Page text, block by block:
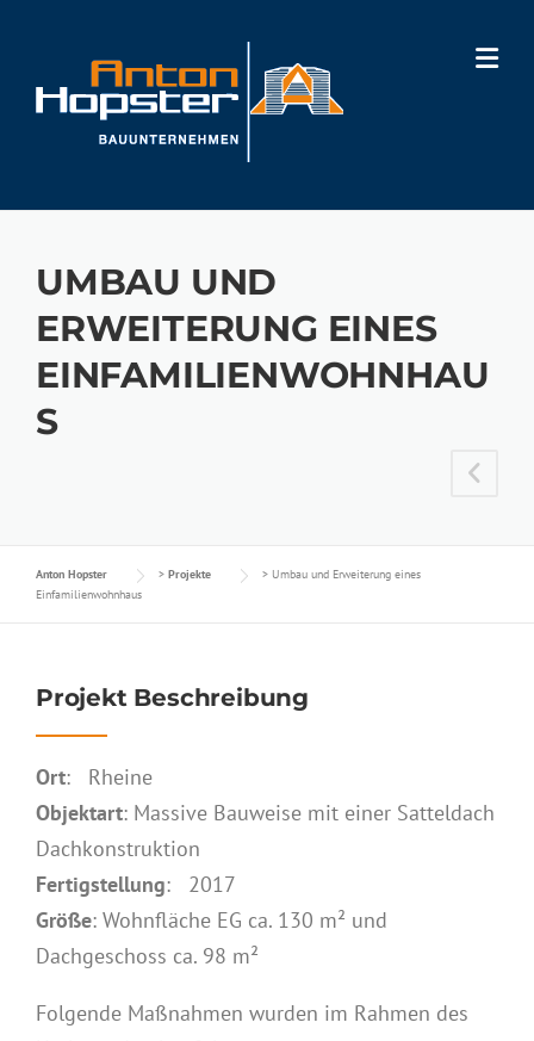
content
UMBAU UND
ERWEITERUNG EINES
EINFAMILIENWOHNHAU
S
Anton Hopster > Projekte > Umbau und Erweiterung eines
Einfamilienwohnhaus
Projekt Beschreibung
Ort: Rheine
Objektart: Massive Bauweise mit einer Satteldach
Dachkonstruktion
Fertigstellung: 2017
Größe: Wohnfläche EG ca. 130 m² und
Dachgeschoss ca. 98 m²
Folgende Maßnahmen wurden im Rahmen des